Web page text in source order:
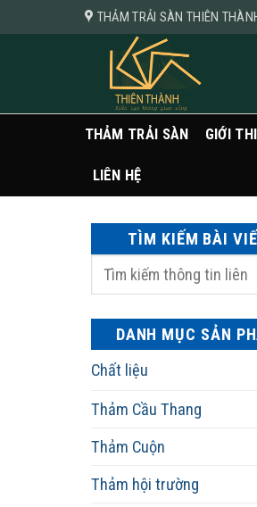
qua
THẢM TRẢI SÀN THIÊN
THẢM TRẢI SÀN GIỚI
LIÊN HỆ
TÌM KIẾM BÀI
DANH MỤC SẢN
Chất liệu
Thảm Cầu Thang
Thảm Cuộn
Thảm hội trường